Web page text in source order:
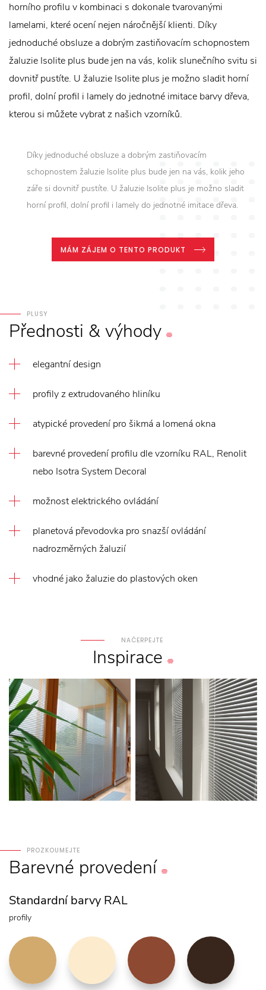
horního profilu v kombinaci s dokonale tvarovanými
lamelami, které ocení nejen náročnější klienti. Díky
jednoduché obsluze a dobrým zastiňovacím schopnostem
žaluzie Isolite plus bude jen na vás, kolik slunečního svitu si
dovnitř pustíte. U žaluzie Isolite plus je možno sladit horní
profil, dolní profil i lamely do jednotné imitace barvy dřeva,
kterou si můžete vybrat z našich vzorníků.
Díky jednoduché obsluze a dobrým zastiňovacím
schopnostem žaluzie Isolite plus bude jen na vás, kolik jeho
záře si dovnitř pustíte. U žaluzie Isolite plus je možno sladit
horní profil, dolní profil i lamely do jednotné imitace dřeva.
MÁM ZÁJEM O TENTO PRODUKT
PLUSY
Přednosti &výhody
elegantní design
profily z extrudovaného hliníku
atypické provedení pro šikmá a lomená okna
barevné provedení profilu dle vzorníku RAL, Renolit
nebo Isotra System Decoral
možnost elektrického ovládání
planetová převodovka pro snazší ovládání
nadrozměrných žaluzií
vhodné jako žaluzie do plastových oken
NAČERPEJTE
Inspirace
PROZKOUMEJTE
Barevné provedení
Standardní barvy RAL
profily